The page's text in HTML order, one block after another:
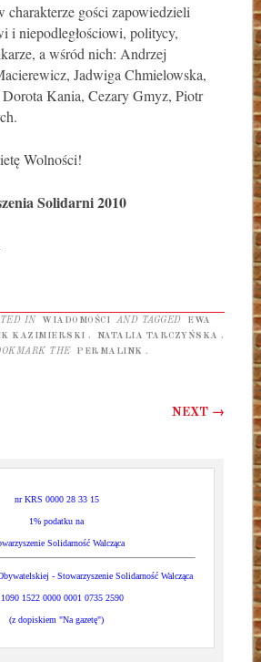
charakterze gości zapowiedzieli
i niepodległościowi, politycy,
a wśród nich: Andrzej
Jadwiga Chmielowska,
Kania, Cezary Gmyz, Piotr
Wolności!
Solidarni 2010
IN WIADOMOŚCI AND TAGGED
EWA
KAZIMIERSKI , NATALIA TARCZYŃSKA ,
THE PERMALINK
NEXT →
nr KRS 0000 28 33 15
1% podatku na
Solidarność Walcząca
- Stowarzyszenie Solidarność Walcząca
1522 0000 0001 0735 2590
(z dopiskiem "Na gazetę")